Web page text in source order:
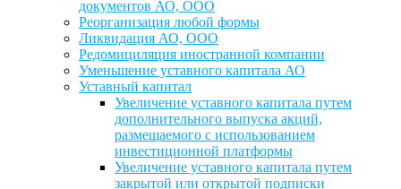
документов АО, ООО
Реорганизация любой формы
Ликвидация АО, ООО
Редомициляция иностранной компании
Уменьшение уставного капитала АО
Уставный капитал
Увеличение уставного капитала путем
дополнительного выпуска акций,
размещаемого с использованием
инвестиционной платформы
Увеличение уставного капитала путем
закрытой или открытой подписки